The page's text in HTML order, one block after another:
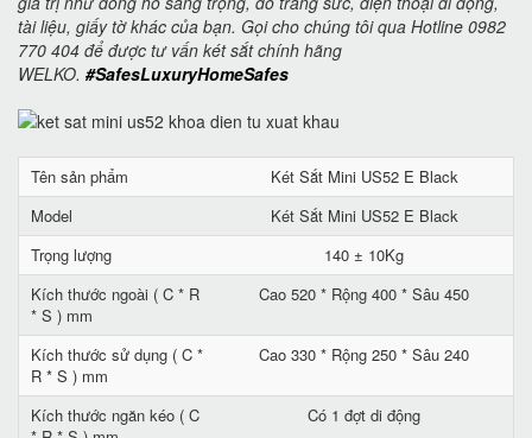
tài liệu, giấy tờ khác của bạn. Gọi cho chúng tôi qua Hotline 0982
770 404 để được tư vấn két sắt chính hãng
WELKO. #SafesLuxuryHomeSafes
Tên sản phẩm
Két Sắt Mini US52 E Black
Model
Két Sắt Mini US52 E Black
Trọng lượng
140 ± 10Kg
Kích thước ngoài ( C * R
* S ) mm
Cao 520 * Rộng 400 * Sâu 450
Kích thước sử dụng ( C *
R * S ) mm
Cao 330 * Rộng 250 * Sâu 240
Kích thước ngăn kéo ( C
Có 1 đợt di động